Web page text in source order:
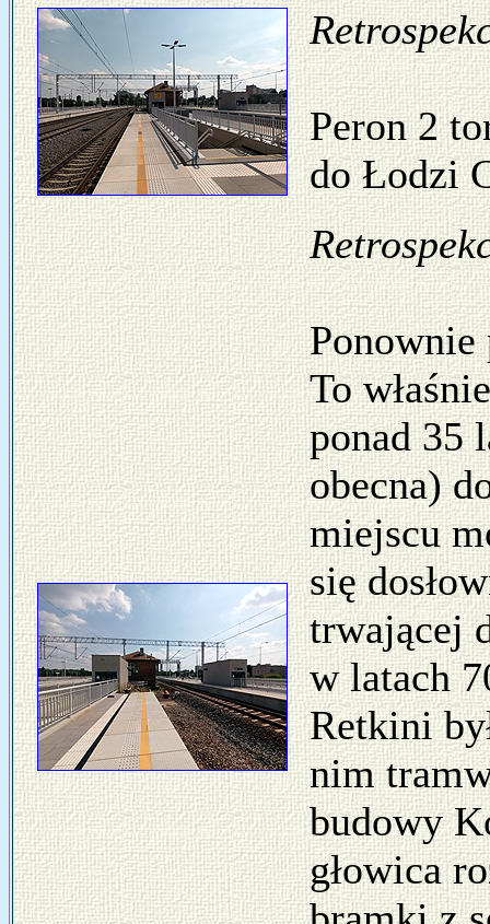
Peron 2
do Łodzi
To
ponad 35
obecna)
miejscu
się
trwającej
w latach
Retkini
nim
budowy
głowica